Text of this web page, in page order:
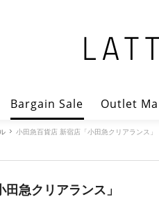
Bargain Sale Outlet
小田急百貨店 新宿店「小田急クリアランス」
急クリアランス」